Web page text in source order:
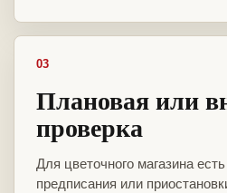
03
Плановая или
проверка
Для цветочного магазина
предписания или